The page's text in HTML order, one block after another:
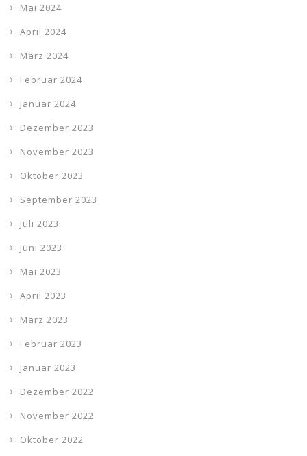
Mai 2024
April 2024
März 2024
Februar 2024
Januar 2024
Dezember 2023
November 2023
Oktober 2023
September 2023
Juli 2023
Juni 2023
Mai 2023
April 2023
März 2023
Februar 2023
Januar 2023
Dezember 2022
November 2022
Oktober 2022